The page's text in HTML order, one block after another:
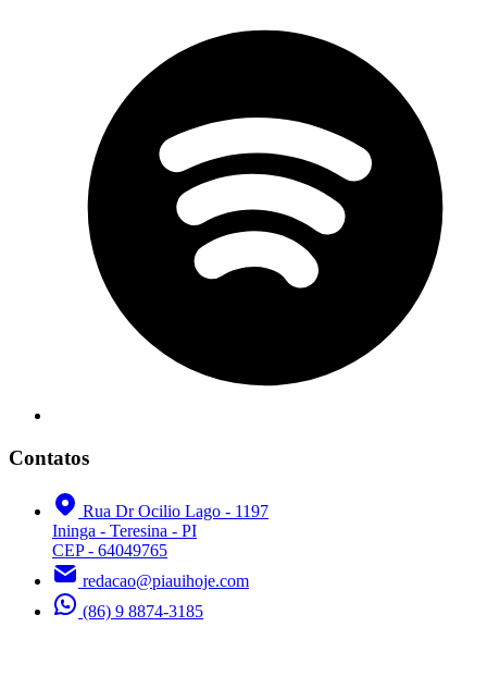
Contatos
Rua Dr Ocilio Lago - 1197
Ininga - Teresina - PI
CEP - 64049765
redacao@piauihoje.com
(86) 9 8874-3185